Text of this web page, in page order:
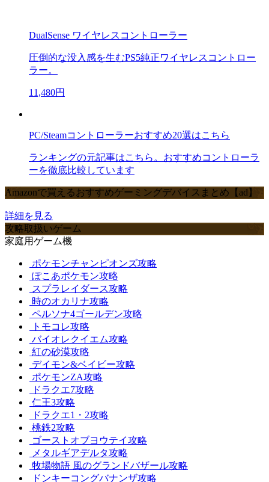
DualSense ワイヤレスコントローラー
圧倒的な没入感を生むPS5純正ワイヤレスコントロー
ラー。
11,480円
PC/Steamコントローラーおすすめ20選はこちら
ランキングの元記事はこちら。おすすめコントローラ
ーを徹底比較しています
Amazonで買えるおすすめゲーミングデバイスまとめ【ad】
詳細を見る
攻略取扱いゲーム
家庭用ゲーム機
ポケモンチャンピオンズ攻略
ぽこあポケモン攻略
スプラレイダース攻略
時のオカリナ攻略
ペルソナ4ゴールデン攻略
トモコレ攻略
バイオレクイエム攻略
紅の砂漠攻略
デイモン&ベイビー攻略
ポケモンZA攻略
ドラクエ7攻略
仁王3攻略
ドラクエ1・2攻略
桃鉄2攻略
ゴーストオブヨウテイ攻略
メタルギアデルタ攻略
牧場物語 風のグランドバザール攻略
ドンキーコングバナンザ攻略